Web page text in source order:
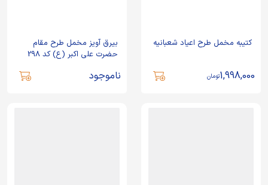
کتیبه مخمل طرح اعیاد شعبانیه
1,998,000تومان
بیرق آویز مخمل طرح مقام
حضرت علی اکبر (ع) کد 298
ناموجود